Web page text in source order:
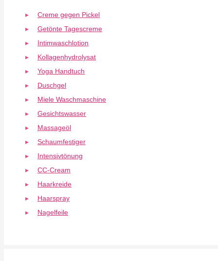
Creme gegen Pickel
Getönte Tagescreme
Intimwaschlotion
Kollagenhydrolysat
Yoga Handtuch
Duschgel
Miele Waschmaschine
Gesichtswasser
Massageöl
Schaumfestiger
Intensivtönung
CC-Cream
Haarkreide
Haarspray
Nagelfeile